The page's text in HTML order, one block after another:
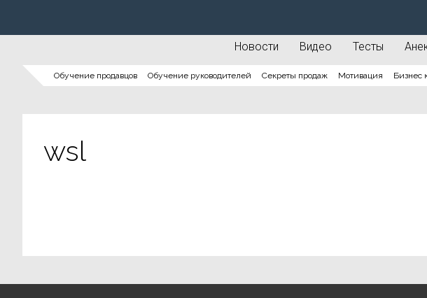
Новости Видео Тесты
Обучение продавцов Обучение руководителей Секреты продаж Мотивация Бизнес
wsl